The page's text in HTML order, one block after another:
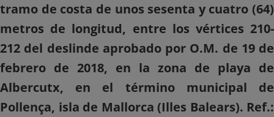
tramo de costa de unos sesenta y cuatro (64)
metros de longitud, entre los vértices 210-
212 del deslinde aprobado por O.M. de 19 de
febrero de 2018, en la zona de playa de
Albercutx, en el término municipal de
Pollença, isla de Mallorca (Illes Balears). Ref.: